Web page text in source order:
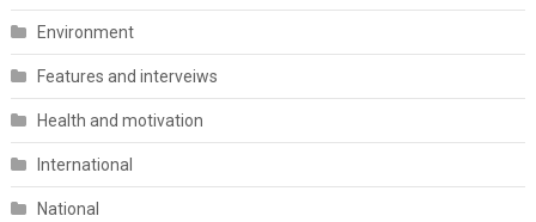
Environment
Features and interveiws
Health and motivation
International
National